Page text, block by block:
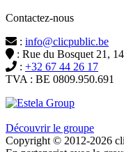
Contactez-nous
: info@clicpublic.be
: Rue du Bosquet 21,
: +32 67 44 26 17
TVA : BE 0809.950.691
Découvrir le groupe
Copyright © 2012-2026